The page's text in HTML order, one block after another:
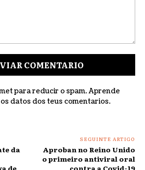
para reducir o spam. Aprende
datos dos teus comentarios.
da
SEGUINTE ARTIGO
Aproban no Reino Unido
o primeiro antiviral oral